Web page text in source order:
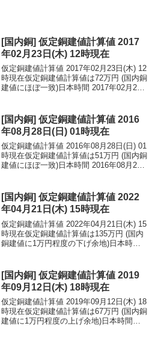
[国内銅] 仮定銅建値計算値 2017
年02月23日(木) 12時現在
仮定銅建値計算値 2017年02月23日(木) 12
時現在仮定銅建値計算値は72万円 (国内銅
建値にほぼ一致)日本時間 2017年02月23
円...
[国内銅] 仮定銅建値計算値 2016
年08月28日(日) 01時現在
仮定銅建値計算値 2016年08月28日(日) 01
時現在仮定銅建値計算値は51万円 (国内銅
建値にほぼ一致)日本時間 2016年08月28
円...
[国内銅] 仮定銅建値計算値 2022
年04月21日(木) 15時現在
仮定銅建値計算値 2022年04月21日(木) 15
時現在仮定銅建値計算値は135万円 (国内
銅建値に1万円程度の下げ余地)日本時間
民元：...
[国内銅] 仮定銅建値計算値 2019
年09月12日(木) 18時現在
仮定銅建値計算値 2019年09月12日(木) 18
時現在仮定銅建値計算値は67万円 (国内銅
建値に1万円程度の上げ余地)日本時間